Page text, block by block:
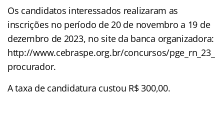
Os candidatos interessados realizaram as
inscrições no período de 20 de novembro a 19 de
dezembro de 2023, no site da banca organizadora:
http://www.cebraspe.org.br/concursos/pge_rn_23_
procurador.
A taxa de candidatura custou R$ 300,00.